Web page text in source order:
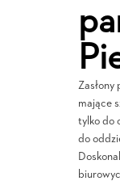
Zasłony
mające
tylko do
do